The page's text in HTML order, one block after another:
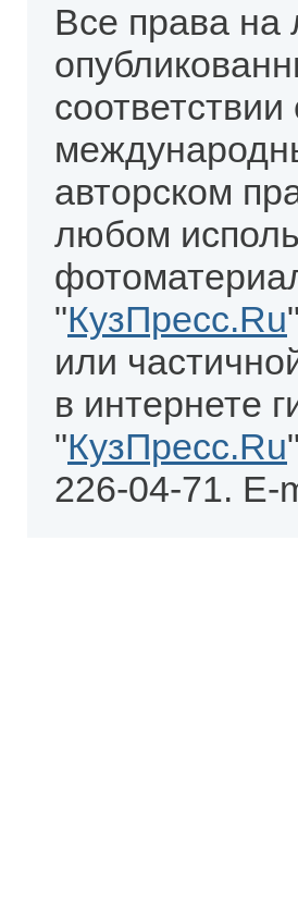
Все права
авторском
любом
"КузПресс.Ru
или
в интернете
"КузПресс.Ru
226-04-71. E-